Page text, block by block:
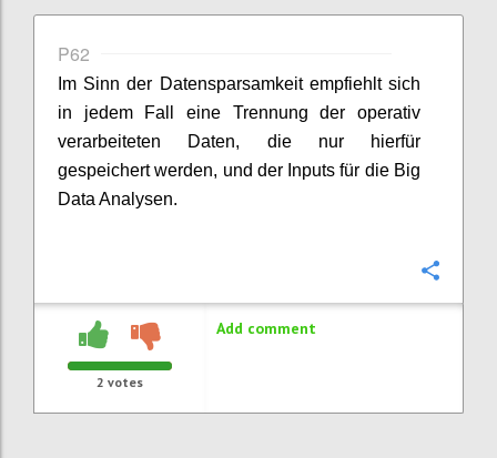
P62
Im Sinn der Datensparsamkeit empfiehlt sich
in jedem Fall eine Trennung der operativ
verarbeiteten Daten, die nur hierfür
gespeichert werden, und der Inputs für die Big
Data Analysen.
2 votes
Add comment